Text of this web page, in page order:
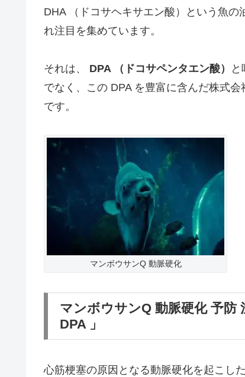
DHA （ドコサヘキサエン酸）という魚
れ注目を集めています。
それは、 DPA （ドコサペンタエン酸）
でなく、この DPA を豊富に含んだ株式
です。
マンボウサンQ 動脈硬化
マンボウサンQ 動脈硬化 予防
DPA 」
心筋梗塞の原因となる動脈硬化を起こし